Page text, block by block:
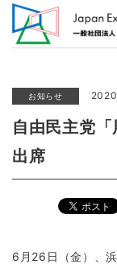
お知らせ
自由民主党
出席
6月26日（金）、